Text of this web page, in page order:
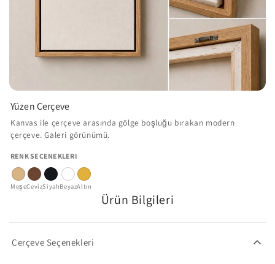
Yüzen Çerçeve
Kanvas ile çerçeve arasında gölge boşluğu bırakan modern
çerçeve. Galeri görünümü.
RENK SEÇENEKLERI
MeşeCevizSiyahBeyazAltın
Ürün Bilgileri
Çerçeve Seçenekleri